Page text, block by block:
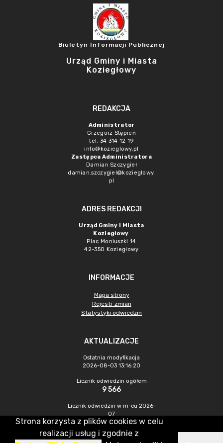
Biuletyn Informacji Publicznej
Urząd Gminy i Miasta
Koziegłowy
REDAKCJA
Administrator
Grzegorz Stępień
tel. 34 314 12 19
info@kozieglowy.pl
Zastępca Administratora
Damian Szczygieł
damian.szczygiel@kozieglowy.
pl
ADRES REDAKCJI
Urząd Gminy i Miasta
Koziegłowy
Plac Moniuszki 14
42-350 Koziegłowy
INFORMACJE
Mapa strony
Rejestr zmian
Statystyki odwiedzin
AKTUALIZACJE
Ostatnia modyfikacja
2026-08-03 13:16:20
Licznik odwiedzin ogółem
9 566
Licznik odwiedzin w m-cu 2026-
07
408
Strona korzysta z plików cookies w celu
realizacji usług i zgodnie z